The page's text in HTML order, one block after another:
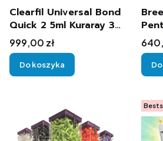
Clearfil Universal Bond
Quick 2 5ml Kuraray 3
sztuki
Cena
999,00 zł
Do koszyka
Cena